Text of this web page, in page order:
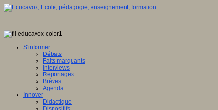
S'informer
Débats
Faits marquants
Interviews
Reportages
Brèves
Agenda
Innover
Didactique
Dispositifs